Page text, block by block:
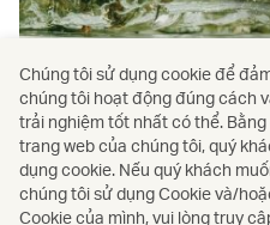
Đối tác
Chúng tôi bắt tay cùng
lựa kỹ lưỡng để nâng
khách.
Chúng tôi sử dụng cookie để
chúng tôi hoạt động đúng cách
trải nghiệm tốt nhất có thể.
trang web của chúng tôi, quý
dụng cookie. Nếu quý khách
chúng tôi sử dụng Cookie và/
Cookie của mình, vui lòng truy